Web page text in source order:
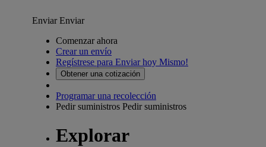
EnviarEnviar
Comenzar ahora
Crear un envío
Regístrese para Enviar hoy Mismo!
Obtener una cotización
Programar una recolección
Pedir suministros Pedir suministros
Explorar